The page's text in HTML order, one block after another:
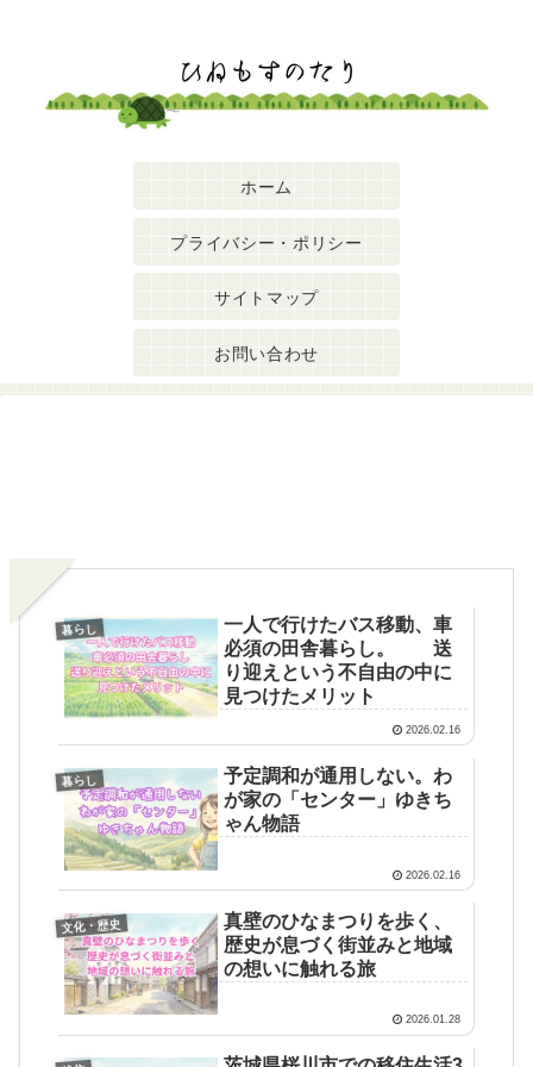
ホーム
プライバシー・ポリシー
サイトマップ
お問い合わせ
暮らし
一人で行けたバス移動、車
必須の田舎暮らし。 送
り迎えという不自由の中に
見つけたメリット
2026.02.16
暮らし
予定調和が通用しない。わ
が家の「センター」ゆきち
ゃん物語
2026.02.16
文化・歴史
真壁のひなまつりを歩く、
歴史が息づく街並みと地域
の想いに触れる旅
2026.01.28